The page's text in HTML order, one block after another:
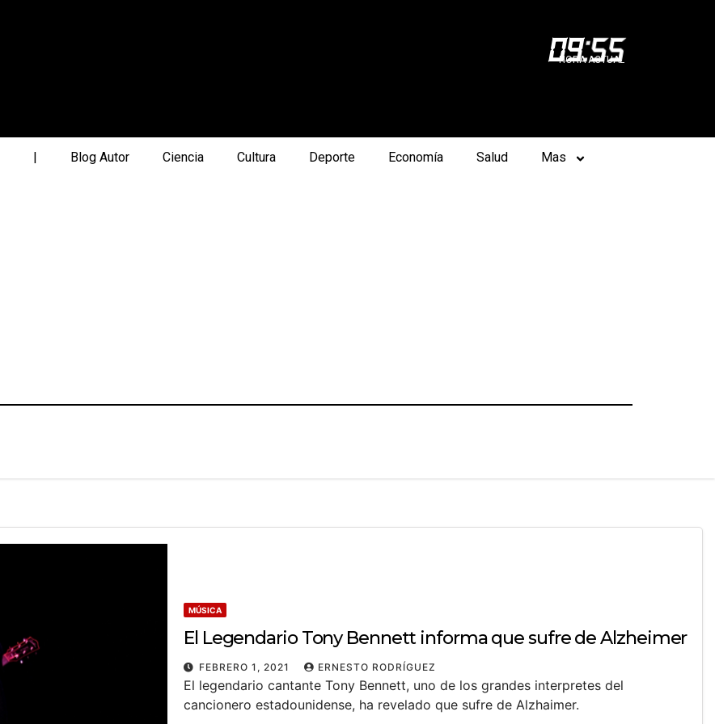
09:55
HORA ACTUAL
| Blog Autor Ciencia Cultura Deporte Economía Salud Mas
MÚSICA
El Legendario Tony Bennett informa que sufre de Alzheimer
FEBRERO 1, 2021 ERNESTO RODRÍGUEZ
El legendario cantante Tony Bennett, uno de los grandes interpretes del
cancionero estadounidense, ha revelado que sufre de Alzhaimer.